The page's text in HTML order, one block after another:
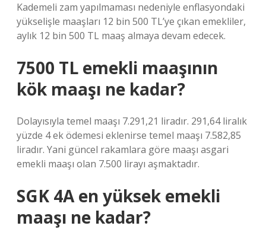
Kademeli zam yapılmaması nedeniyle enflasyondaki
yükselişle maaşları 12 bin 500 TL’ye çıkan emekliler,
aylık 12 bin 500 TL maaş almaya devam edecek.
7500 TL emekli maaşının
kök maaşı ne kadar?
Dolayısıyla temel maaşı 7.291,21 liradır. 291,64 liralık
yüzde 4 ek ödemesi eklenirse temel maaşı 7.582,85
liradır. Yani güncel rakamlara göre maaşı asgari
emekli maaşı olan 7.500 lirayı aşmaktadır.
SGK 4A en yüksek emekli
maaşı ne kadar?